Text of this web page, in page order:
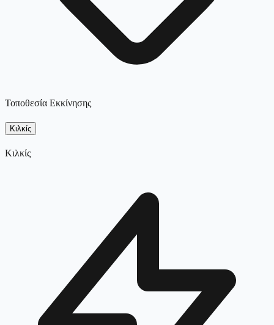
Τοποθεσία Εκκίνησης
Κιλκίς
Κιλκίς